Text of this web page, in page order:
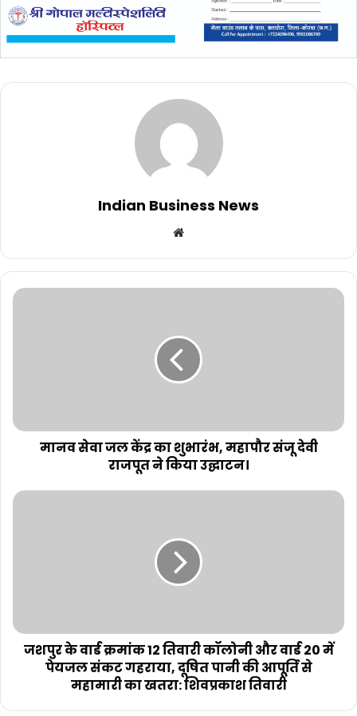
Indian Business News
Website
मानव सेवा जल केंद्र का शुभारंभ, महापौर संजू देवी
राजपूत ने किया उद्घाटन।
जशपुर के वार्ड क्रमांक 12 तिवारी कॉलोनी और वार्ड 20 में
पेयजल संकट गहराया, दूषित पानी की आपूर्ति से
महामारी का खतरा: शिवप्रकाश तिवारी